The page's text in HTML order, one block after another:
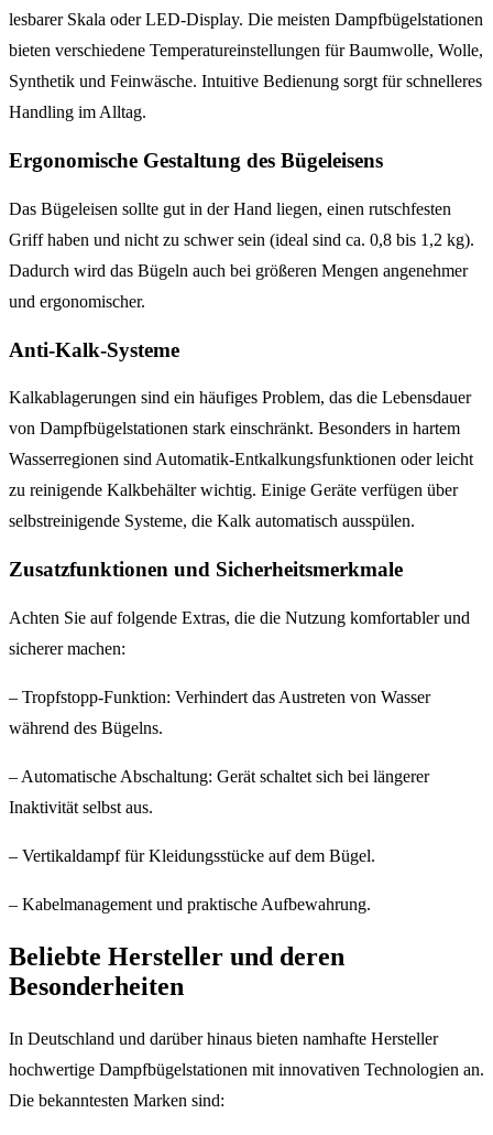
lesbarer Skala oder LED-Display. Die meisten Dampfbügelstationen
bieten verschiedene Temperatureinstellungen für Baumwolle, Wolle,
Synthetik und Feinwäsche. Intuitive Bedienung sorgt für schnelleres
Handling im Alltag.
Ergonomische Gestaltung des Bügeleisens
Das Bügeleisen sollte gut in der Hand liegen, einen rutschfesten
Griff haben und nicht zu schwer sein (ideal sind ca. 0,8 bis 1,2 kg).
Dadurch wird das Bügeln auch bei größeren Mengen angenehmer
und ergonomischer.
Anti-Kalk-Systeme
Kalkablagerungen sind ein häufiges Problem, das die Lebensdauer
von Dampfbügelstationen stark einschränkt. Besonders in hartem
Wasserregionen sind Automatik-Entkalkungsfunktionen oder leicht
zu reinigende Kalkbehälter wichtig. Einige Geräte verfügen über
selbstreinigende Systeme, die Kalk automatisch ausspülen.
Zusatzfunktionen und Sicherheitsmerkmale
Achten Sie auf folgende Extras, die die Nutzung komfortabler und
sicherer machen:
– Tropfstopp-Funktion: Verhindert das Austreten von Wasser
während des Bügelns.
– Automatische Abschaltung: Gerät schaltet sich bei längerer
Inaktivität selbst aus.
– Vertikaldampf für Kleidungsstücke auf dem Bügel.
– Kabelmanagement und praktische Aufbewahrung.
Beliebte Hersteller und deren
Besonderheiten
In Deutschland und darüber hinaus bieten namhafte Hersteller
hochwertige Dampfbügelstationen mit innovativen Technologien an.
Die bekanntesten Marken sind: